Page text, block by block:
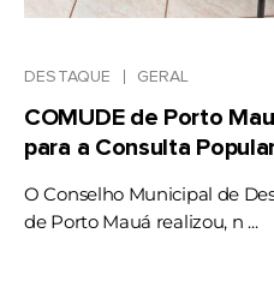
DESTAQUE GERAL
COMUDE de Porto
para a Consulta
O Conselho Municipal de
de Porto Mauá realizou, n ...